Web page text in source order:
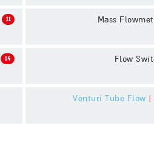
11
14
|
Venturi Tube Flow